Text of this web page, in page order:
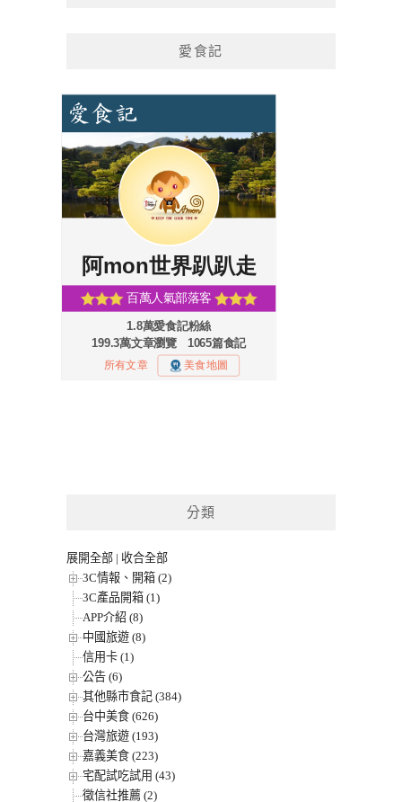
愛食記
分類
展開全部 | 收合全部
3C情報、開箱 (2)
3C產品開箱 (1)
APP介紹 (8)
中國旅遊 (8)
信用卡 (1)
公告 (6)
其他縣市食記 (384)
台中美食 (626)
台灣旅遊 (193)
嘉義美食 (223)
宅配試吃試用 (43)
徵信社推薦 (2)